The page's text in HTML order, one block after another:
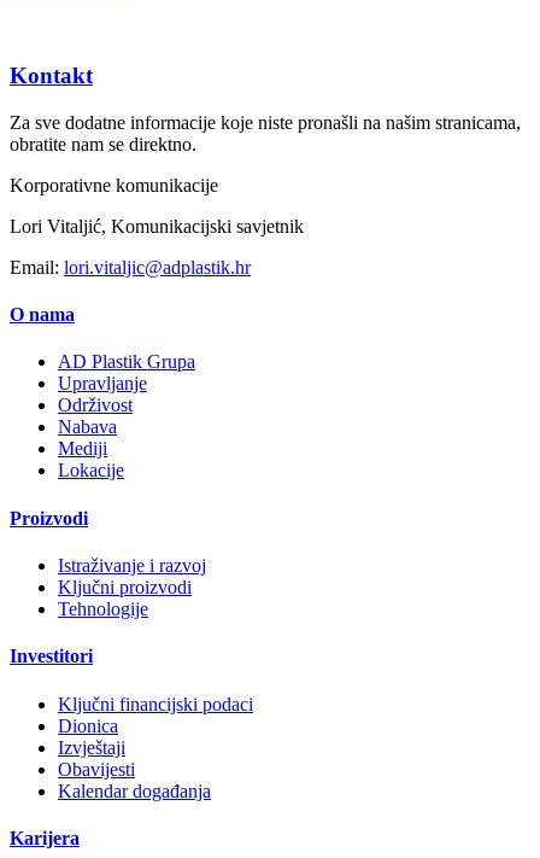
Kontakt
Za sve dodatne informacije koje niste pronašli na našim stranicama,
obratite nam se direktno.
Korporativne komunikacije
Lori Vitaljić, Komunikacijski savjetnik
Email: lori.vitaljic@adplastik.hr
O nama
AD Plastik Grupa
Upravljanje
Održivost
Nabava
Mediji
Lokacije
Proizvodi
Istraživanje i razvoj
Ključni proizvodi
Tehnologije
Investitori
Ključni financijski podaci
Dionica
Izvještaji
Obavijesti
Kalendar događanja
Karijera